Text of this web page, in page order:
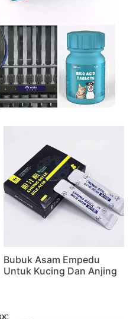
Bubuk Asam Empedu
Untuk Kucing Dan Anjing